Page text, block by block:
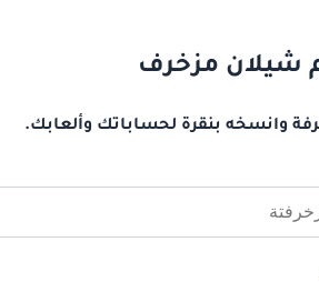
شيلان مزخرف
وانسخه بنقرة لحساباتك وألعابك.